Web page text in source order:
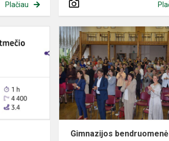
Plačiau
"Santaros
gimnazijos
šimtmečio
kelias
Gimnazijos